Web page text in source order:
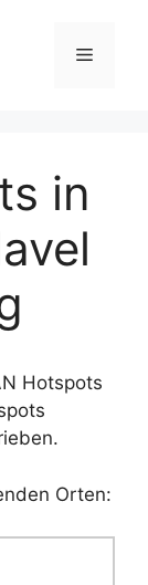
Menü
in
Hotspots
Orten: